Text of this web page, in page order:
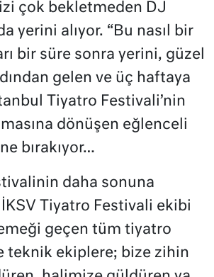
çok bekletmeden DJ
yerini alıyor. “Bu nasıl bir
bir süre sonra yerini, güzel
gelen ve üç haftaya
Tiyatro Festivali’nin
dönüşen eğlenceli
bırakıyor…
daha sonuna
Tiyatro Festivali ekibi
geçen tüm tiyatro
teknik ekiplere; bize zihin